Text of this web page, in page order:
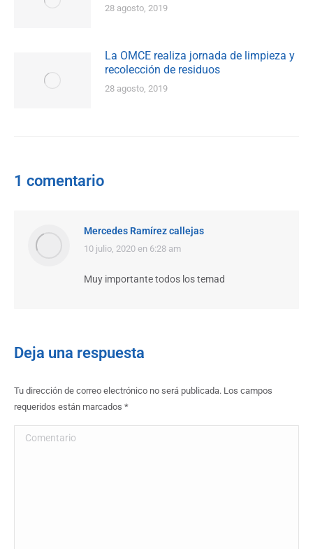
28 agosto, 2019
La OMCE realiza jornada de limpieza y
recolección de residuos
28 agosto, 2019
1 comentario
Mercedes Ramírez callejas
dice:
10 julio, 2020 en 6:28 am
Muy importante todos los temad
Deja una respuesta
Tu dirección de correo electrónico no será publicada. Los campos
requeridos están marcados *
Comentario